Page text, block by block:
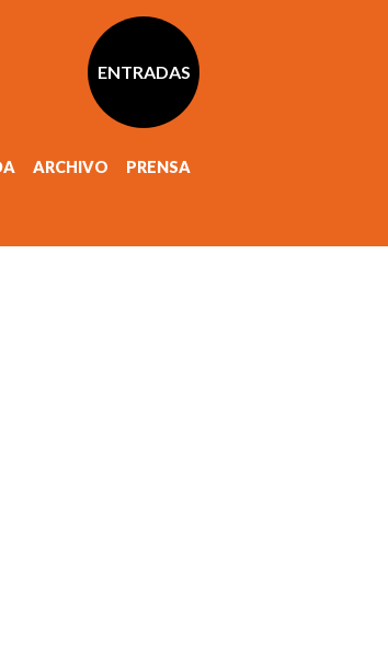
ENTRADAS
ARCHIVO PRENSA